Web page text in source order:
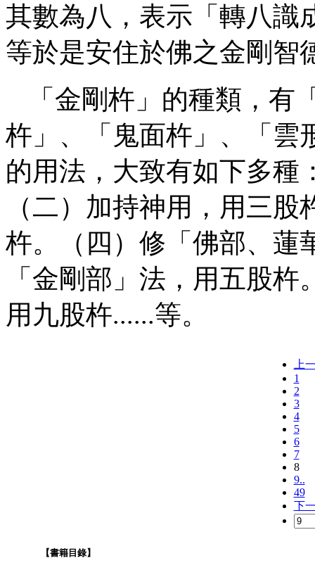
其數為八，表示「轉八識
等於是安住於佛之金剛智
「金剛杵」的種類，
杵」、「鬼面杵」、「雲
的用法，大致有如下多種
（二）加持神用，用三
杵。（四）修「佛部、蓮
「金剛部」法，用五股
用九股杵......等。
上
1
2
3
4
5
6
7
8
9..
49
下
【書籍目錄】